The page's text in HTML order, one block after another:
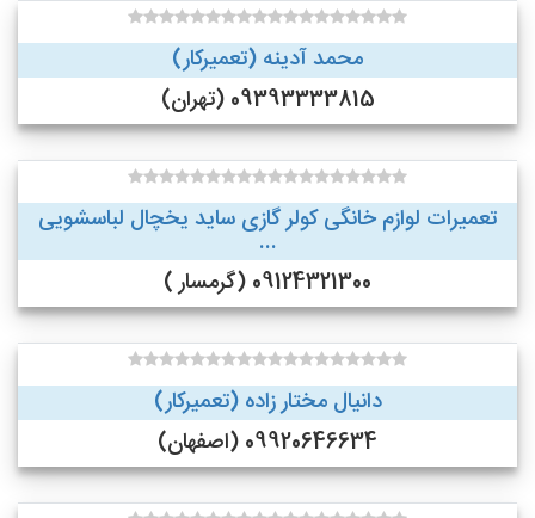
محمد آدینه (تعمیرکار)
09393333815 (تهران)
تعمیرات لوازم خانگی کولر گازی ساید یخچال لباسشویی
...
09124321300 (گرمسار )
دانیال مختار زاده (تعمیرکار)
09920646634 (اصفهان)